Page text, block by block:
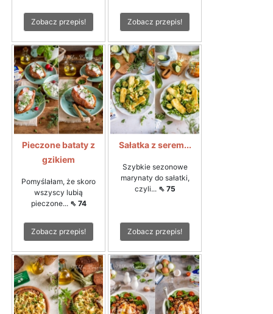
Zobacz przepis! Zobacz przepis!
Pieczone bataty z
gzikiem
Pomyślałam, że skoro
wszyscy lubią
pieczone... ⇖ 74
Zobacz przepis!
Sałatka z serem...
Szybkie sezonowe
marynaty do sałatki,
czyli... ⇖ 75
Zobacz przepis!